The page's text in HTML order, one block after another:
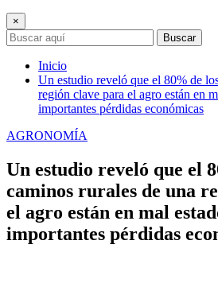
×
Buscar
Inicio
Un estudio reveló que el 80% de
región clave para el agro están en
importantes pérdidas económicas
AGRONOMÍA
Un estudio reveló que el
caminos rurales de una
el agro están en mal
importantes pérdidas